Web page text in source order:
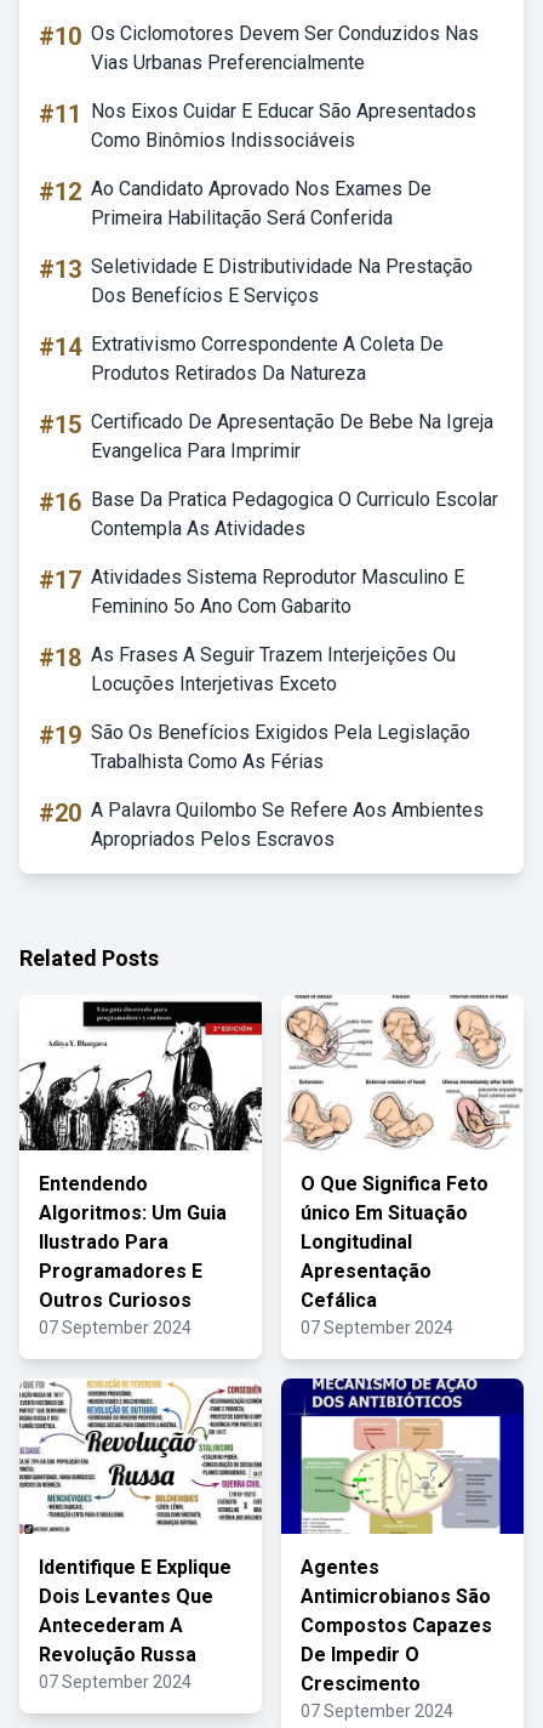
#10 Os Ciclomotores Devem Ser Conduzidos Nas
Vias Urbanas Preferencialmente
#11
Nos Eixos Cuidar E Educar São Apresentados
Como Binômios Indissociáveis
#12 Ao Candidato Aprovado Nos Exames De
Primeira Habilitação Será Conferida
#13 Seletividade E Distributividade Na Prestação
Dos Benefícios E Serviços
#14 Extrativismo Correspondente A Coleta De
Produtos Retirados Da Natureza
#15 Certificado De Apresentação De Bebe Na Igreja
Evangelica Para Imprimir
#16 Base Da Pratica Pedagogica O Curriculo Escolar
Contempla As Atividades
#17 Atividades Sistema Reprodutor Masculino E
Feminino 5o Ano Com Gabarito
#18 As Frases A Seguir Trazem Interjeições Ou
Locuções Interjetivas Exceto
#19 São Os Benefícios Exigidos Pela Legislação
Trabalhista Como As Férias
#20 A Palavra Quilombo Se Refere Aos Ambientes
Apropriados Pelos Escravos
Related Posts
Entendendo
Algoritmos: Um Guia
Ilustrado Para
Programadores E
Outros Curiosos
07 September 2024
O Que Significa Feto
único Em Situação
Longitudinal
Apresentação
Cefálica
07 September 2024
Identifique E Explique
Dois Levantes Que
Antecederam A
Revolução Russa
07 September 2024
Agentes
Antimicrobianos São
Compostos Capazes
De Impedir O
Crescimento
07 September 2024